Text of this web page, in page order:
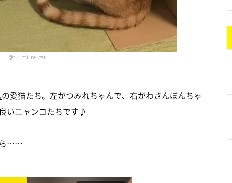
@tu_mi_re_cat
の愛猫たち。左がつみれちゃんで、右がわさんぼんちゃ
いニャンコたちです♪
ら……